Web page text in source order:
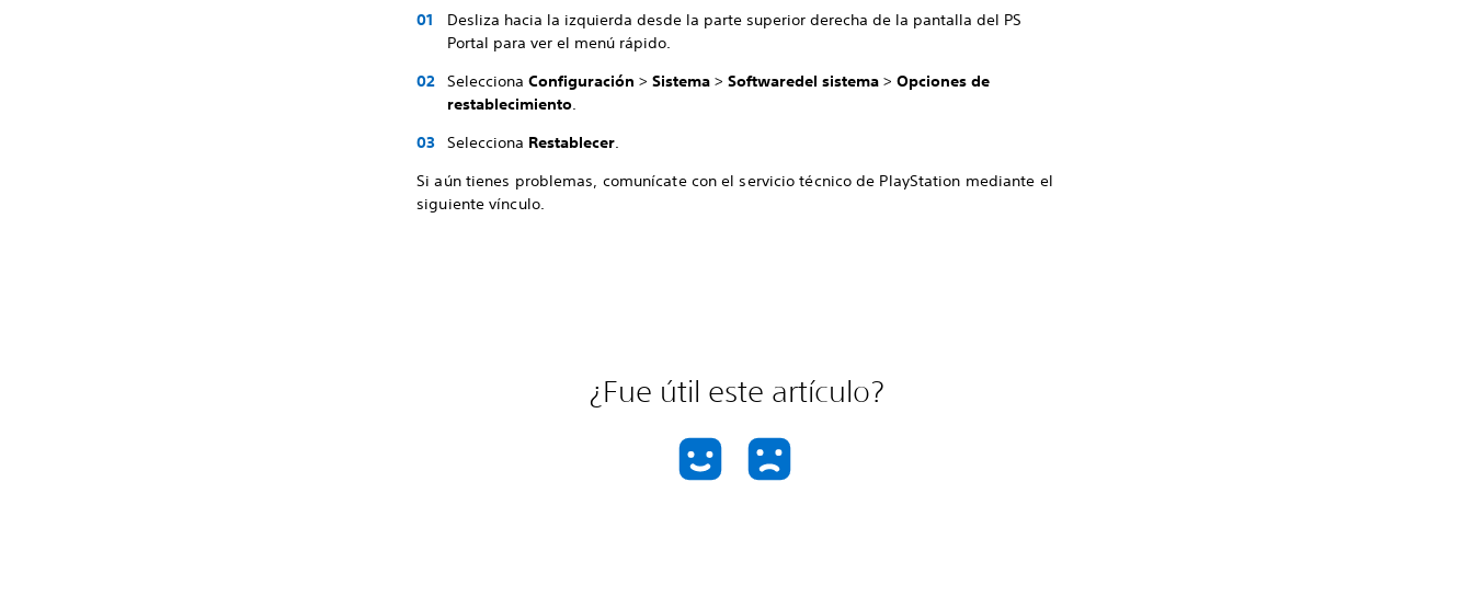
Desliza hacia la izquierda desde la parte superior derecha de la pantalla del PS
Portal para ver el menú rápido.
SeleccionaConfiguración >Sistema >Softwaredel sistema >Opciones de
restablecimiento.
Selecciona Restablecer.
Si aún tienes problemas, comunícate con el servicio técnico de PlayStation mediante el
siguiente vínculo.
¿Fue útil este artículo?